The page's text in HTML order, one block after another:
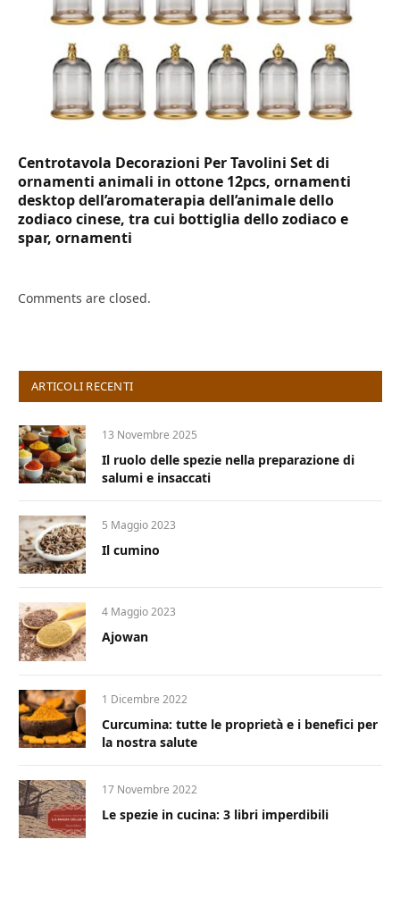
Centrotavola Decorazioni Per Tavolini Set di
ornamenti animali in ottone 12pcs, ornamenti
desktop dell’aromaterapia dell’animale dello
zodiaco cinese, tra cui bottiglia dello zodiaco e
spar, ornamenti
Comments are closed.
ARTICOLI RECENTI
13 Novembre 2025
Il ruolo delle spezie nella preparazione di
salumi e insaccati
5 Maggio 2023
Il cumino
4 Maggio 2023
Ajowan
1 Dicembre 2022
Curcumina: tutte le proprietà e i benefici per
la nostra salute
17 Novembre 2022
Le spezie in cucina: 3 libri imperdibili